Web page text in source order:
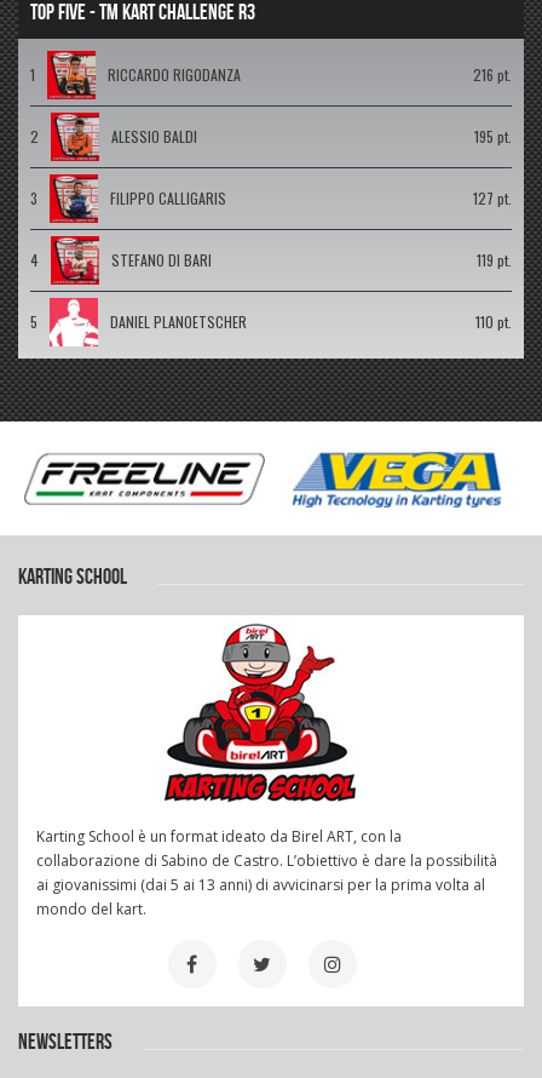
TOP FIVE - TM KART CHALLENGE R3
1 RICCARDO RIGODANZA 216 pt.
2 ALESSIO BALDI 195 pt.
3 FILIPPO CALLIGARIS 127 pt.
4 STEFANO DI BARI 119 pt.
5 DANIEL PLANOETSCHER 110 pt.
KARTING SCHOOL
Karting School è un format ideato da Birel ART, con la
collaborazione di Sabino de Castro. L’obiettivo è dare la possibilità
ai giovanissimi (dai 5 ai 13 anni) di avvicinarsi per la prima volta al
mondo del kart.
NEWSLETTERS